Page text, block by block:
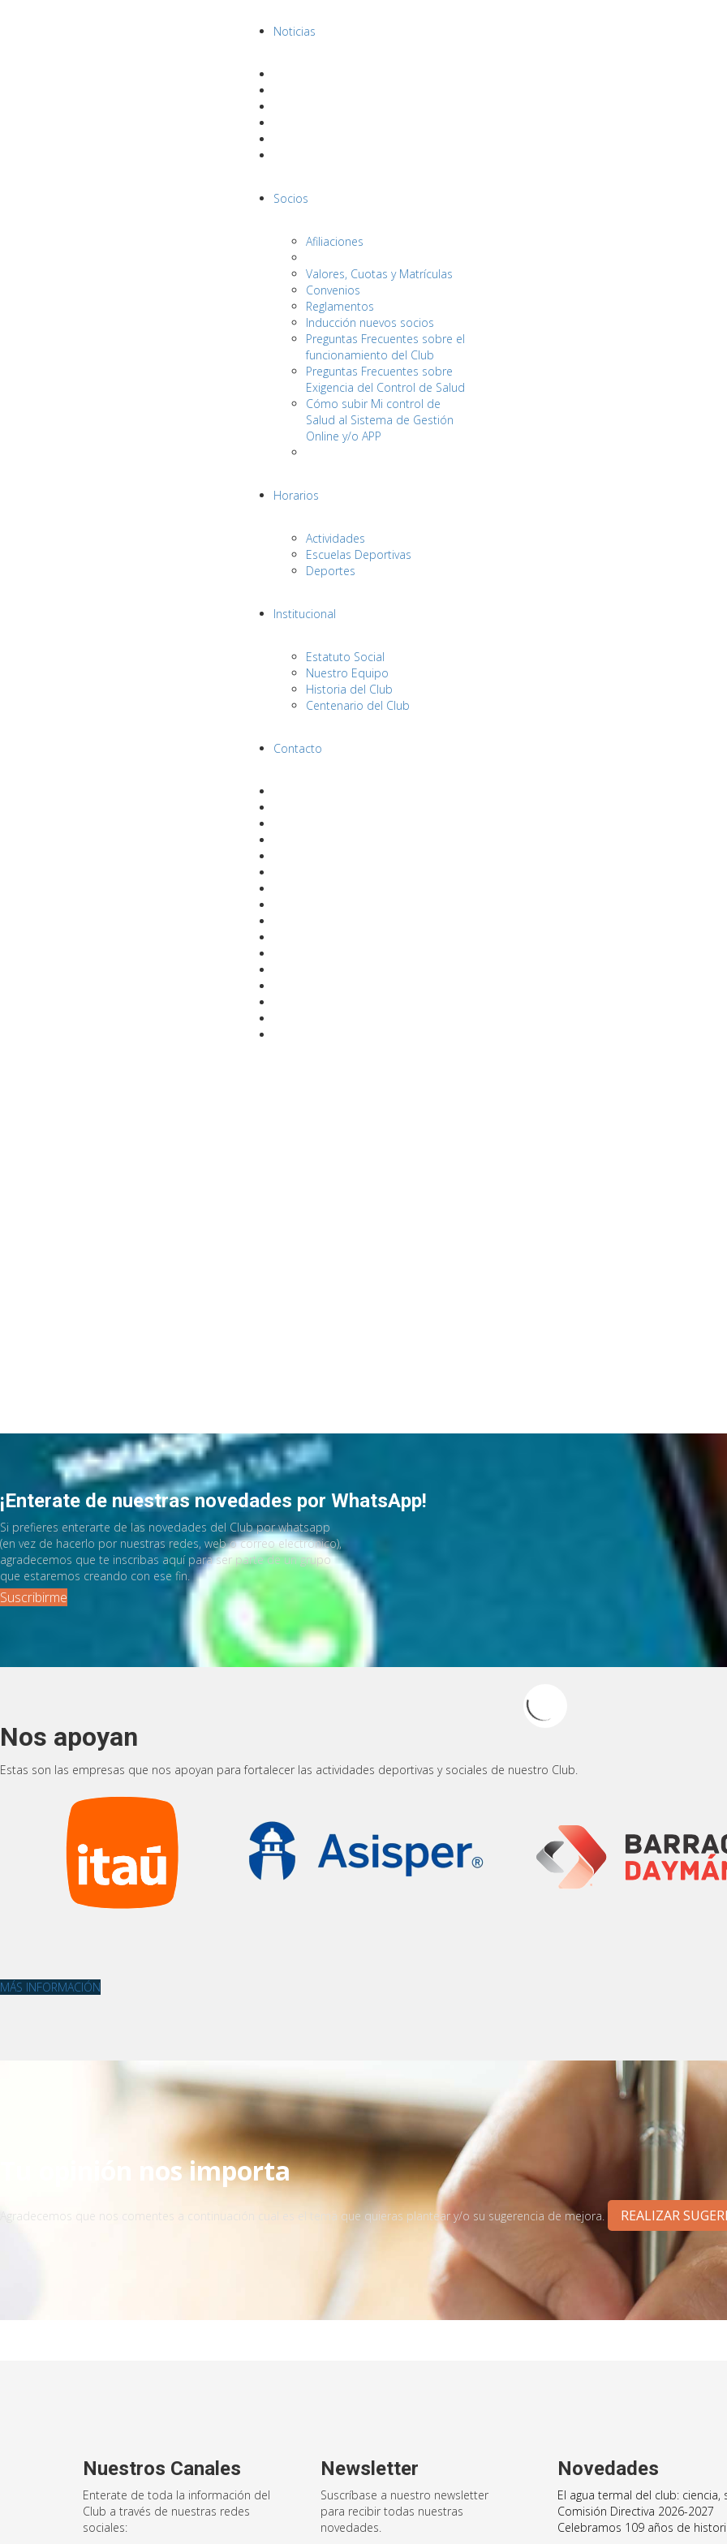
Noticias
Socios
Afiliaciones
Valores, Cuotas y Matrículas
Convenios
Reglamentos
Inducción nuevos socios
Preguntas Frecuentes sobre el
funcionamiento del Club
Preguntas Frecuentes sobre
Exigencia del Control de Salud
Cómo subir Mi control de
Salud al Sistema de Gestión
Online y/o APP
Horarios
Actividades
Escuelas Deportivas
Deportes
Institucional
Estatuto Social
Nuestro Equipo
Historia del Club
Centenario del Club
Contacto
¡Enterate de nuestras novedades por WhatsApp!
Si prefieres enterarte de las novedades del Club por whatsapp
(en vez de hacerlo por nuestras redes, web o correo electrónico),
agradecemos que te inscribas aquí para ser parte de un grupo
que estaremos creando con ese fin.
Suscribirme
Nos apoyan
Estas son las empresas que nos apoyan para fortalecer las actividades deportivas y sociales de nuestro Club.
MÁS INFORMACIÓN
Tu opinión nos importa
Agradecemos que nos comentes a continuación cual es el tema que quieras plantear y/o su sugerencia de mejora. REALIZAR
Nuestros Canales
Enterate de toda la información del
Club a través de nuestras redes
sociales:
Newsletter
Suscríbase a nuestro newsletter
para recibir todas nuestras
novedades.
Novedades
El agua termal del club: ciencia,
Comisión Directiva 2026-2027
Celebramos 109 años de